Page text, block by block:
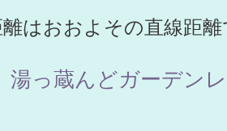
はおおよその直線距離
湯っ蔵んどガーデン